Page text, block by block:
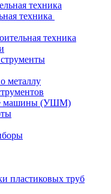
техника
техника
металлу
машины (УШМ)
пластиковых труб